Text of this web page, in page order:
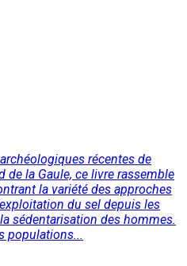
récentes de
la Gaule, ce livre rassemble
la variété des approches
du sel depuis les
sédentarisation des hommes.
populations...